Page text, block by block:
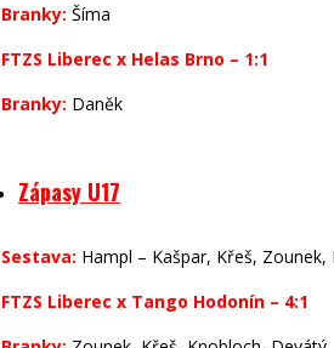
Branky: Šíma
FTZS Liberec x Helas Brno – 1:1
Branky: Daněk
Zápasy U17
Sestava: Hampl – Kašpar, Křeš,
FTZS Liberec x Tango Hodonín – 4:1